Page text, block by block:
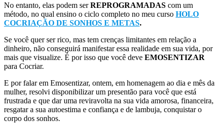
No entanto, elas podem serREPROGRAMADAS com um
método, no qual ensino o ciclo completo no meu curso HOLO
COCRIAÇÃO DE SONHOS E METAS.
Se você quer ser rico, mas tem crenças limitantes em relação a
dinheiro, não conseguirá manifestar essa realidade em sua vida, por
mais que visualize. É por isso que você deve EMOSENTIZAR
para Cocriar.
E por falar em Emosentizar, ontem, em homenagem ao dia e mês da
mulher, resolvi disponibilizar um presentão para você que está
frustrada e que dar uma reviravolta na sua vida amorosa, financeira,
resgatar a sua autoestima e confiança e de lambuja, conquistar o
corpo dos sonhos.